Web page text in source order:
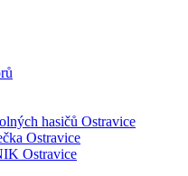
hasičů Ostravice
Ostravice
Ostravice